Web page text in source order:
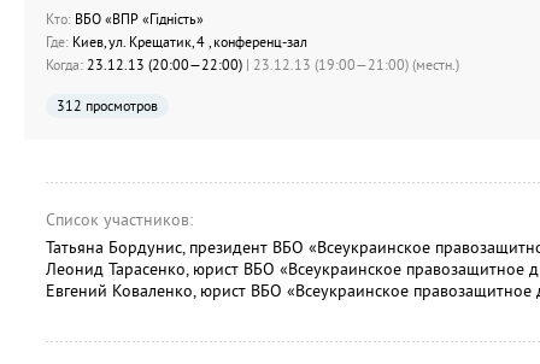
Кто: ВБО «ВПР «Гідність»
Где: Киев, ул. Крещатик, 4 , конференц-зал
Когда: 23.12.13 (20:00—22:00) | 23.12.13 (19:00—21:00) (местн.)
312 просмотров
Список участников:
Татьяна Бордунис, президент ВБО «Всеукраинское
Леонид Тарасенко, юрист ВБО «Всеукраинское правозащитное
Евгений Коваленко, юрист ВБО «Всеукраинское правозащитное